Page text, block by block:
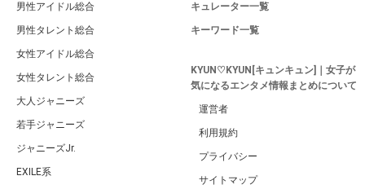
男性アイドル総合
男性タレント総合
女性アイドル総合
女性タレント総合
大人ジャニーズ
若手ジャニーズ
ジャニーズJr.
EXILE系
キュレーター一覧
キーワード一覧
KYUN♡KYUN[キュンキュン]｜女子が
気になるエンタメ情報まとめについて
運営者
利用規約
プライバシー
サイトマップ